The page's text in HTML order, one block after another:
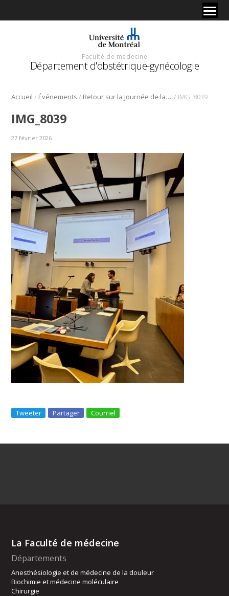
Faculté de médecine
Département d'obstétrique-gynécologie
Accueil / Événements / Retour sur la Journée de la recherche 2025 / IMG_8039
IMG_8039
27 février 2026
Tweeter Partager Courriel
La Faculté de médecine
Départements
Anesthésiologie et de médecine de la douleur
Biochimie et médecine moléculaire
Chirurgie